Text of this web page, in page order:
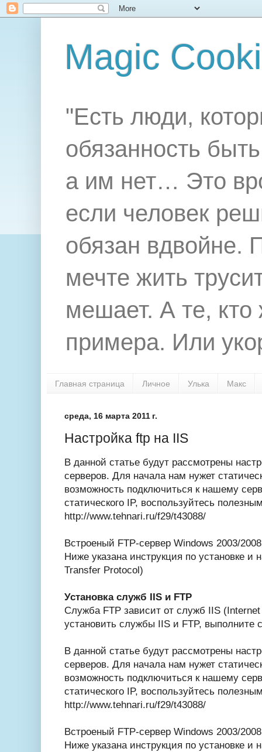
Magic
"Есть люди,
обязанность
а им нет… Это
если человек
обязан вдвойне.
мечте жить
мешает. А те,
примера. Или
Главная страница Личное Улька Макс
среда, 16 марта 2011 г.
Настройка ftp на IIS
В данной статье будут рассмотрены
серверов. Для начала нам нужет
возможность подключиться к нашему
статического IP, воспользуйтесь
http://www.tehnari.ru/f29/t43088/
Встроеный FTP-сервер Windows 2003/
Ниже указана инструкция по установке и
Transfer Protocol)
Установка служб IIS и FTP
Служба FTP зависит от служб IIS
установить службы IIS и FTP, выполните
В данной статье будут рассмотрены
серверов. Для начала нам нужет
возможность подключиться к нашему
статического IP, воспользуйтесь
http://www.tehnari.ru/f29/t43088/
Встроеный FTP-сервер Windows 2003/
Ниже указана инструкция по установке и